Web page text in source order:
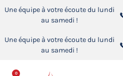
Une équipe à votre écoute du lundi
au samedi !
Une équipe à votre écoute du lundi
au samedi !
0